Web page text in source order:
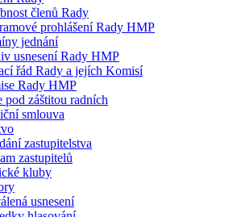
členů Rady
prohlášení Rady HMP
jednání
usnesení Rady HMP
řád Rady a jejích Komisí
Rady HMP
pod záštitou radních
smlouva
zastupitelstva
zastupitelů
kluby
usnesení